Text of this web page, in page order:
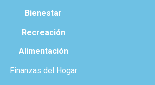
Bienestar
Recreación
Alimentación
Finanzas del Hogar